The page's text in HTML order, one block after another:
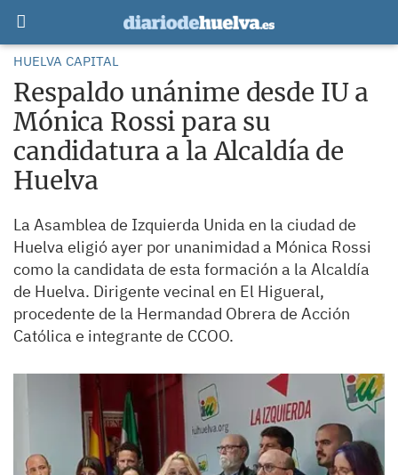
HUELVA CAPITAL
Respaldo unánime desde IU a
Mónica Rossi para su
candidatura a la Alcaldía de
Huelva
La Asamblea de Izquierda Unida en la ciudad de
Huelva eligió ayer por unanimidad a Mónica Rossi
como la candidata de esta formación a la Alcaldía
de Huelva. Dirigente vecinal en El Higueral,
procedente de la Hermandad Obrera de Acción
Católica e integrante de CCOO.